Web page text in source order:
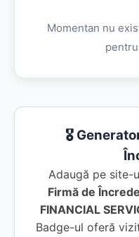
Momentan nu
🎖️
Adaugă pe site-
Firmă de
FINANCIAL
Badge-ul oferă